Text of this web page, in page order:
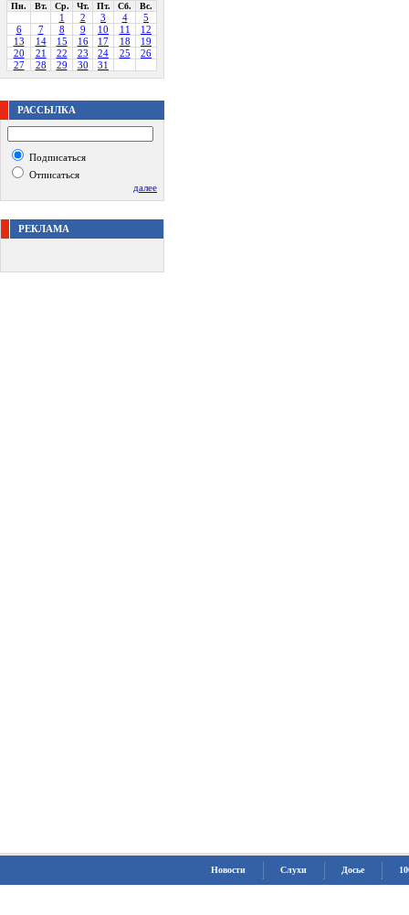
Пн. Вт. Ср. Чт. Пт. Сб. Вс.
1 2 3 4
5
6
7 8 9 10 11
12
13
14 15 16 17 18
19
20
21 22 23 24 25
26
27
28 29 30 31
РАССЫЛКА
Подписаться
Отписаться
далее
РЕКЛАМА
Новости Слухи Досье